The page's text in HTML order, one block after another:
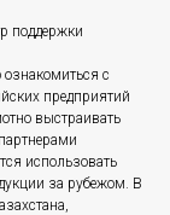
поддержки
с
предприятий
выстраивать
использовать
за рубежом. В